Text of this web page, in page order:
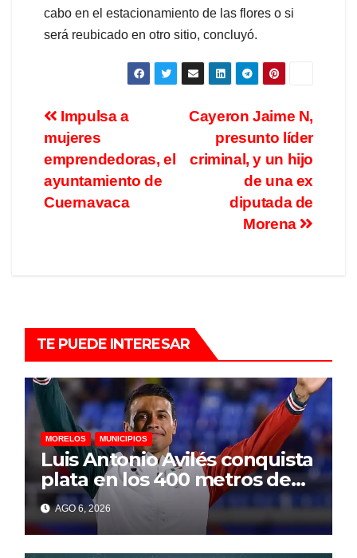
cabo en el estacionamiento de las flores o si
será reubicado en otro sitio, concluyó.
Cayeron Jaime N,
presunto líder
criminal, y un hijo
de una ex
diputada de
Morena
Impulsa a
mujeres
emprendedoras, el
ayuntamiento de
Cuernavaca
TE PUEDE INTERESAR
MORELOS MUNICIPIOS
Luis Antonio Avilés conquista
plata en los 400 metros de
los Juegos
Centroamericanos y del
Caribe 2026
AGO 6, 2026